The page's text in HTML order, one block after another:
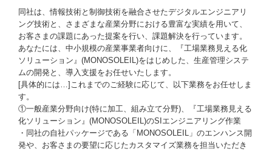
同社は、情報技術と制御技術を融合させたデジタルエンジニアリ
ング技術と、さまざまな産業分野における豊富な実績を用いて、
お客さまの課題にあった提案を行い、課題解決を行っています。
あなたには、中小規模の産業事業者向けに、『工場業務見える化
ソリューション』(MONOSOLEIL)をはじめした、生産管理システ
ムの開発と、導入支援をお任せいたします。
[具体的には…]これまでのご経験に応じて、以下業務をお任せしま
す。
①一般産業分野向け(特に加工、組み立て分野)、『工場業務見える
化ソリューション』(MONOSOLEIL)のSIエンジニアリング作業
・同社の自社パッケージである「MONOSOLEIL」のエンハンス開
発や、お客さまの要望に応じたカスタマイズ業務を担当いただき